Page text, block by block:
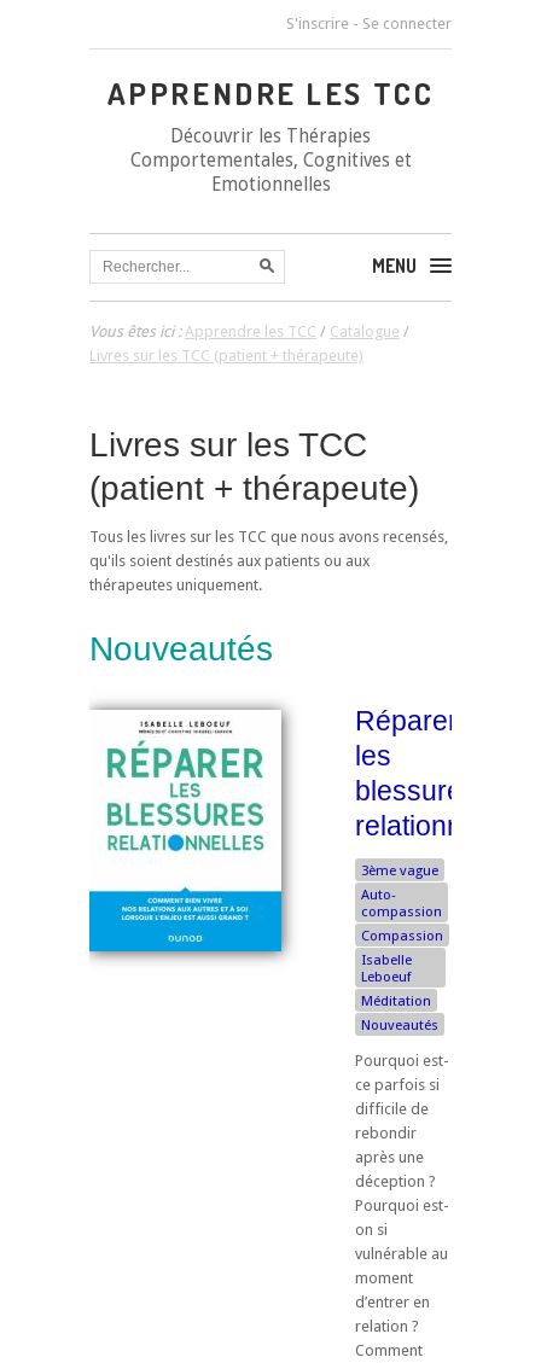
S'inscrire - Se connecter
APPRENDRE LES TCC
Découvrir les Thérapies
Comportementales, Cognitives et
Emotionnelles
MENU
Vous êtes ici :Apprendre les TCC / Catalogue /
Livres sur les TCC (patient + thérapeute)
Livres sur les TCC
(patient + thérapeute)
Tous les livres sur les TCC que nous avons recensés,
qu'ils soient destinés aux patients ou aux
thérapeutes uniquement.
Nouveautés
Réparer
les
blessures
relationnelles
3ème vague
Auto-
compassion
Compassion
Isabelle
Leboeuf
Méditation
Nouveautés
Pourquoi est-
ce parfois si
difficile de
rebondir
après une
déception ?
Pourquoi est-
on si
vulnérable au
moment
d’entrer en
relation ?
Comment